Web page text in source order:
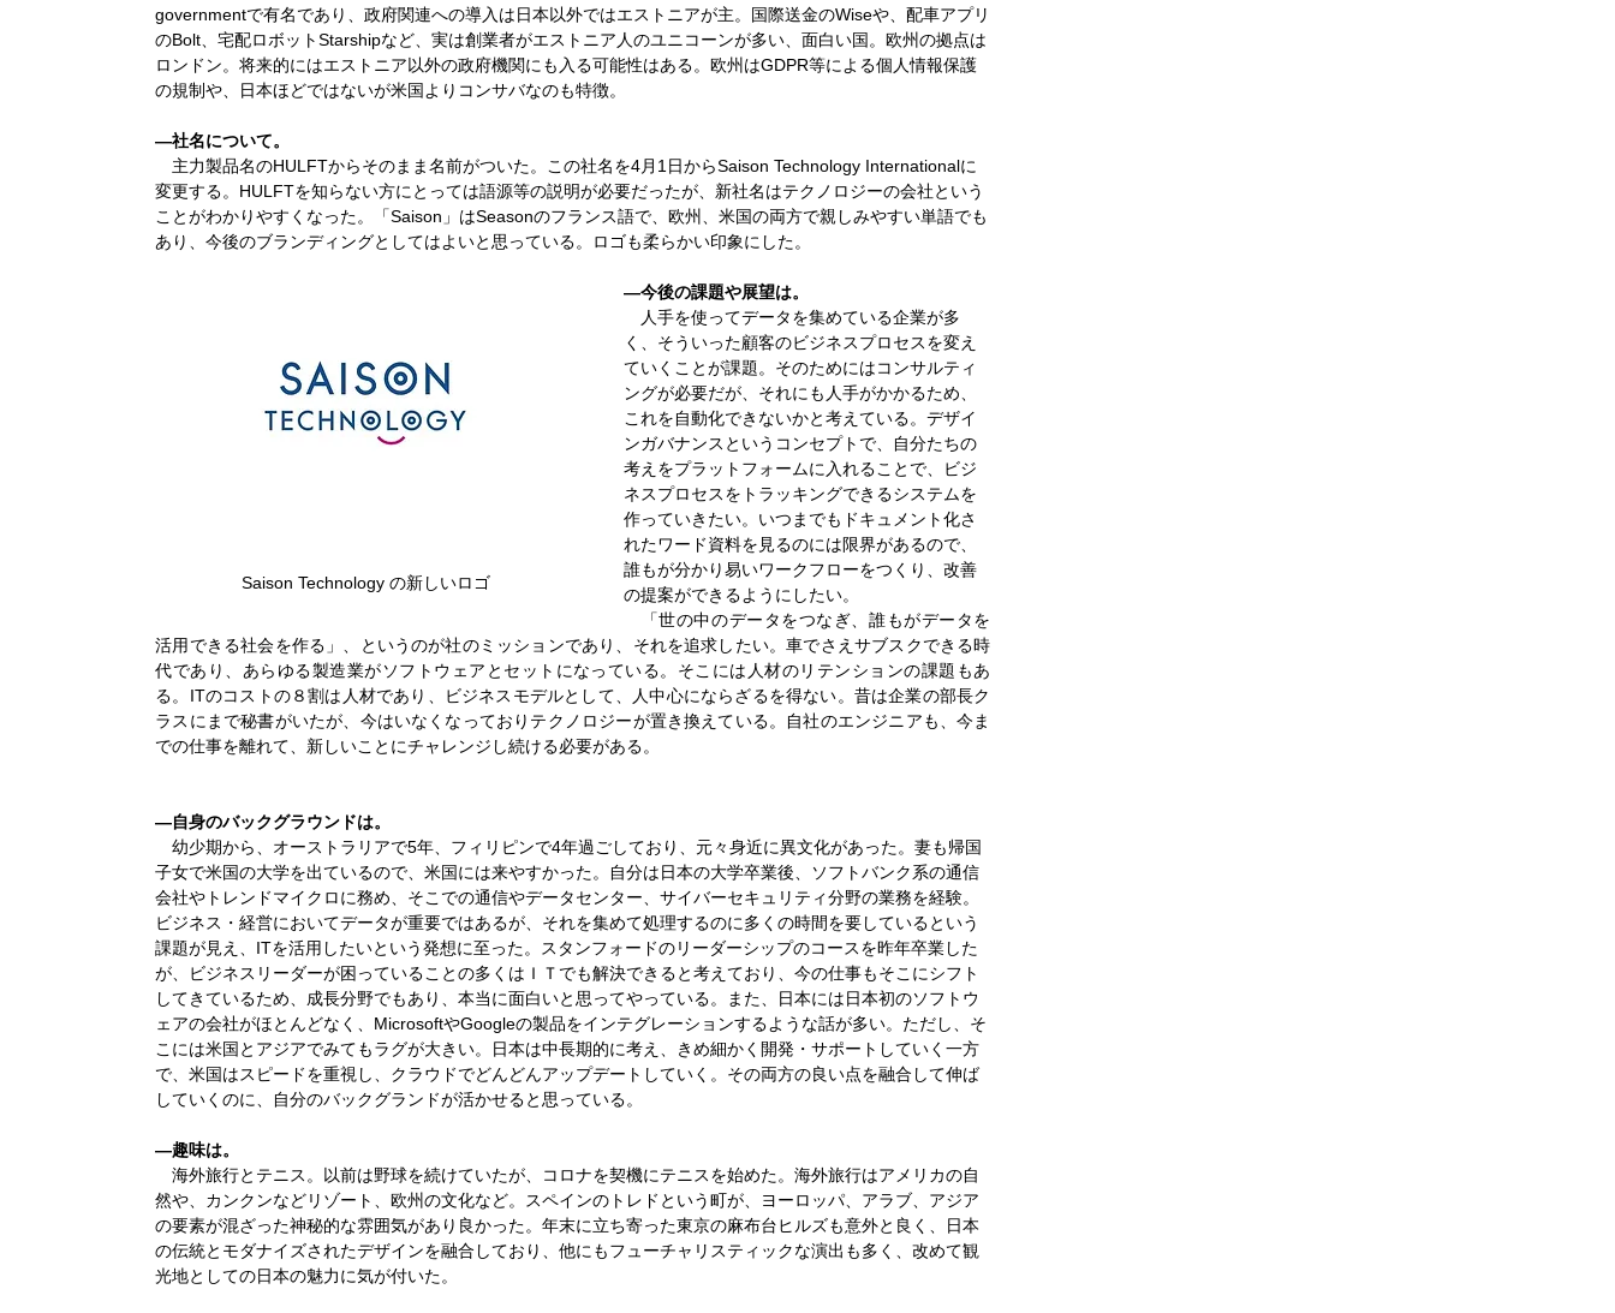
governmentで有名であり、政府関連への導入は日本以外ではエストニアが主。国際送金のWiseや、配車アプリ
のBolt、宅配ロボットStarshipなど、実は創業者がエストニア人のユニコーンが多い、面白い国。欧州の拠点は
ロンドン。将来的にはエストニア以外の政府機関にも入る可能性はある。欧州はGDPR等による個人情報保護
の規制や、日本ほどではないが米国よりコンサバなのも特徴。
―社名について。
主力製品名のHULFTからそのまま名前がついた。この社名を4月1日からSaison Technology Internationalに
変更する。HULFTを知らない方にとっては語源等の説明が必要だったが、新社名はテクノロジーの会社という
ことがわかりやすくなった。「Saison」はSeasonのフランス語で、欧州、米国の両方で親しみやすい単語でも
あり、今後のブランディングとしてはよいと思っている。ロゴも柔らかい印象にした。
Saison Technology の新しいロゴ
―今後の課題や展望は。
人手を使ってデータを集めている企業が多
く、そういった顧客のビジネスプロセスを変え
ていくことが課題。そのためにはコンサルティ
ングが必要だが、それにも人手がかかるため、
これを自動化できないかと考えている。デザイ
ンガバナンスというコンセプトで、自分たちの
考えをプラットフォームに入れることで、ビジ
ネスプロセスをトラッキングできるシステムを
作っていきたい。いつまでもドキュメント化さ
れたワード資料を見るのには限界があるので、
誰もが分かり易いワークフローをつくり、改善
の提案ができるようにしたい。
「世の中のデータをつなぎ、誰もがデータを
活用できる社会を作る」、というのが社のミッションであり、それを追求したい。車でさえサブスクできる時
代であり、あらゆる製造業がソフトウェアとセットになっている。そこには人材のリテンションの課題もあ
る。ITのコストの８割は人材であり、ビジネスモデルとして、人中心にならざるを得ない。昔は企業の部長ク
ラスにまで秘書がいたが、今はいなくなっておりテクノロジーが置き換えている。自社のエンジニアも、今ま
での仕事を離れて、新しいことにチャレンジし続ける必要がある。
―自身のバックグラウンドは。
幼少期から、オーストラリアで5年、フィリピンで4年過ごしており、元々身近に異文化があった。妻も帰国
子女で米国の大学を出ているので、米国には来やすかった。自分は日本の大学卒業後、ソフトバンク系の通信
会社やトレンドマイクロに務め、そこでの通信やデータセンター、サイバーセキュリティ分野の業務を経験。
ビジネス・経営においてデータが重要ではあるが、それを集めて処理するのに多くの時間を要しているという
課題が見え、ITを活用したいという発想に至った。スタンフォードのリーダーシップのコースを昨年卒業した
が、ビジネスリーダーが困っていることの多くはＩＴでも解決できると考えており、今の仕事もそこにシフト
してきているため、成長分野でもあり、本当に面白いと思ってやっている。また、日本には日本初のソフトウ
ェアの会社がほとんどなく、MicrosoftやGoogleの製品をインテグレーションするような話が多い。ただし、そ
こには米国とアジアでみてもラグが大きい。日本は中長期的に考え、きめ細かく開発・サポートしていく一方
で、米国はスピードを重視し、クラウドでどんどんアップデートしていく。その両方の良い点を融合して伸ば
していくのに、自分のバックグランドが活かせると思っている。
―趣味は。
海外旅行とテニス。以前は野球を続けていたが、コロナを契機にテニスを始めた。海外旅行はアメリカの自
然や、カンクンなどリゾート、欧州の文化など。スペインのトレドという町が、ヨーロッパ、アラブ、アジア
の要素が混ざった神秘的な雰囲気があり良かった。年末に立ち寄った東京の麻布台ヒルズも意外と良く、日本
の伝統とモダナイズされたデザインを融合しており、他にもフューチャリスティックな演出も多く、改めて観
光地としての日本の魅力に気が付いた。